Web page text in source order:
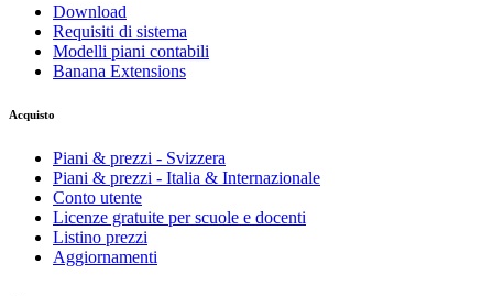
Download
Requisiti di sistema
Modelli piani contabili
Banana Extensions
Acquisto
Piani & prezzi - Svizzera
Piani & prezzi - Italia & Internazionale
Conto utente
Licenze gratuite per scuole e docenti
Listino prezzi
Aggiornamenti